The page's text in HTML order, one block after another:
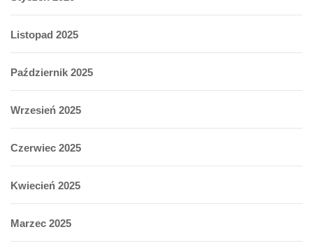
Listopad 2025
Październik 2025
Wrzesień 2025
Czerwiec 2025
Kwiecień 2025
Marzec 2025